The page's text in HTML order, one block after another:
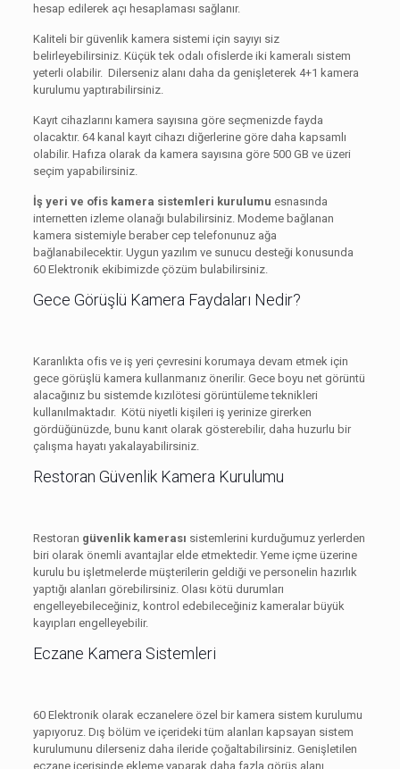
hesap edilerek açı hesaplaması sağlanır.
Kaliteli bir güvenlik kamera sistemi için sayıyı siz
belirleyebilirsiniz. Küçük tek odalı ofislerde iki kameralı sistem
yeterli olabilir. Dilerseniz alanı daha da genişleterek 4+1 kamera
kurulumu yaptırabilirsiniz.
Kayıt cihazlarını kamera sayısına göre seçmenizde fayda
olacaktır. 64 kanal kayıt cihazı diğerlerine göre daha kapsamlı
olabilir. Hafıza olarak da kamera sayısına göre 500 GB ve üzeri
seçim yapabilirsiniz.
İş yeri ve ofis kamera sistemleri kurulumu esnasında
internetten izleme olanağı bulabilirsiniz. Modeme bağlanan
kamera sistemiyle beraber cep telefonunuz ağa
bağlanabilecektir. Uygun yazılım ve sunucu desteği konusunda
60 Elektronik ekibimizde çözüm bulabilirsiniz.
Gece Görüşlü Kamera Faydaları Nedir?
Karanlıkta ofis ve iş yeri çevresini korumaya devam etmek için
gece görüşlü kamera kullanmanız önerilir. Gece boyu net görüntü
alacağınız bu sistemde kızılötesi görüntüleme teknikleri
kullanılmaktadır. Kötü niyetli kişileri iş yerinize girerken
gördüğünüzde, bunu kanıt olarak gösterebilir, daha huzurlu bir
çalışma hayatı yakalayabilirsiniz.
Restoran Güvenlik Kamera Kurulumu
Restoran güvenlik kamerası sistemlerini kurduğumuz yerlerden
biri olarak önemli avantajlar elde etmektedir. Yeme içme üzerine
kurulu bu işletmelerde müşterilerin geldiği ve personelin hazırlık
yaptığı alanları görebilirsiniz. Olası kötü durumları
engelleyebileceğiniz, kontrol edebileceğiniz kameralar büyük
kayıpları engelleyebilir.
Eczane Kamera Sistemleri
60 Elektronik olarak eczanelere özel bir kamera sistem kurulumu
yapıyoruz. Dış bölüm ve içerideki tüm alanları kapsayan sistem
kurulumunu dilerseniz daha ileride çoğaltabilirsiniz. Genişletilen
eczane içerisinde ekleme yaparak daha fazla görüş alanı